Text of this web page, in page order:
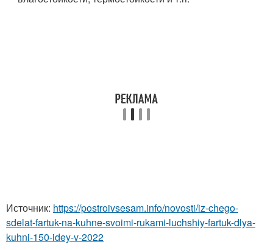
Источник: https://postroivsesam.info/novosti/iz-chego-
sdelat-fartuk-na-kuhne-svoimi-rukami-luchshiy-fartuk-dlya-
kuhni-150-idey-v-2022